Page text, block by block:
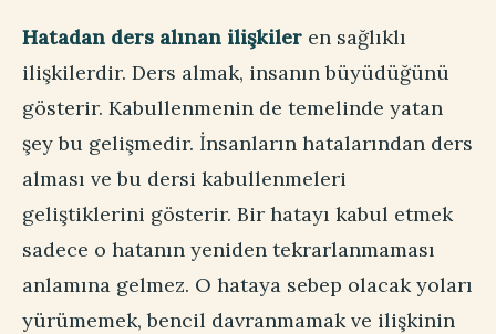
Hatadan ders alınan ilişkiler en sağlıklı
ilişkilerdir. Ders almak, insanın büyüdüğünü
gösterir. Kabullenmenin de temelinde yatan
şey bu gelişmedir. İnsanların hatalarından ders
alması ve bu dersi kabullenmeleri
geliştiklerini gösterir. Bir hatayı kabul etmek
sadece o hatanın yeniden tekrarlanmaması
anlamına gelmez. O hataya sebep olacak yoları
yürümemek, bencil davranmamak ve ilişkinin